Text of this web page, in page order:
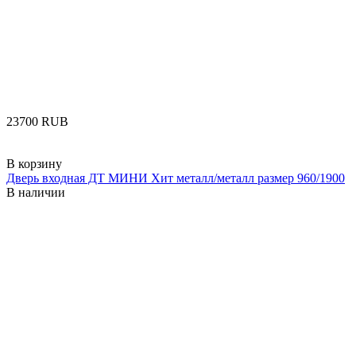
‍23700‍ RUB
В корзину
Дверь входная ДТ МИНИ Хит металл/металл размер 960/1900
В наличии